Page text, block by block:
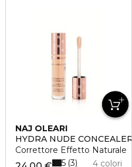
NAJ OLEARI
HYDRA NUDE CONCEALER
Correttore Effetto Naturale
4 colori
5 3